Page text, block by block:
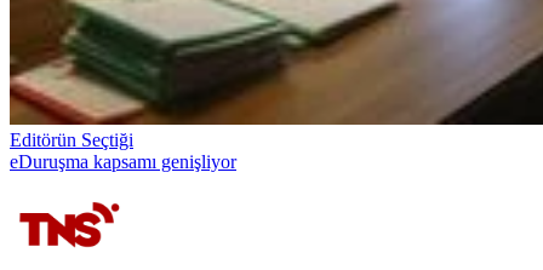
Editörün Seçtiği
eDuruşma kapsamı genişliyor